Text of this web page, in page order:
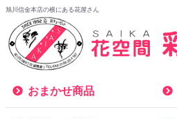
旭川信金本店の横にある花屋さん
おまかせ商品